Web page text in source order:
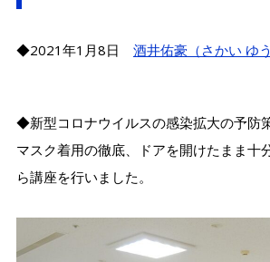
◆2021年1月8日 酒井佑豪（さかい ゆ
◆新型コロナウイルスの感染拡大の予防
マスク着用の徹底、ドアを開けたまま十
ら講座を行いました。